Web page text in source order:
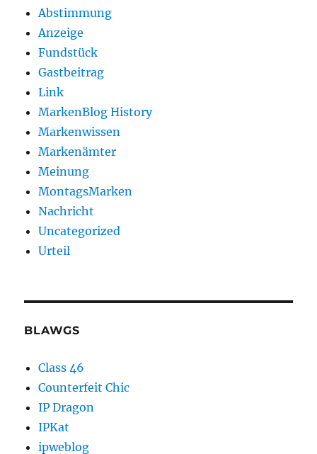
Abstimmung
Anzeige
Fundstück
Gastbeitrag
Link
MarkenBlog History
Markenwissen
Markenämter
Meinung
MontagsMarken
Nachricht
Uncategorized
Urteil
BLAWGS
Class 46
Counterfeit Chic
IP Dragon
IPKat
ipweblog